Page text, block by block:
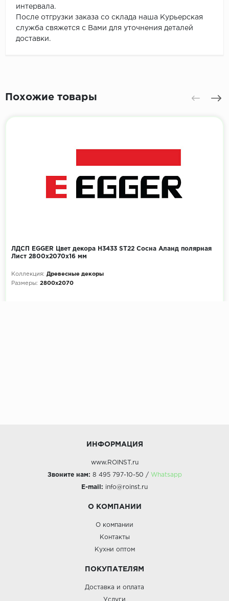
интервала.
После отгрузки заказа со склада наша Курьерская
служба свяжется с Вами для уточнения деталей
доставки.
Похожие товары
ЛДСП EGGER Цвет декора H3433 ST22 Сосна Аланд полярная
Лист 2800x2070х16 мм
Коллекция: Древесные декоры
Размеры: 2800x2070
ИНФОРМАЦИЯ
www.ROINST.ru
Звоните нам: 8 495 797-10-50 / Whatsapp
E-mail: info@roinst.ru
О КОМПАНИИ
О компании
Контакты
Кухни оптом
ПОКУПАТЕЛЯМ
Доставка и оплата
Услуги